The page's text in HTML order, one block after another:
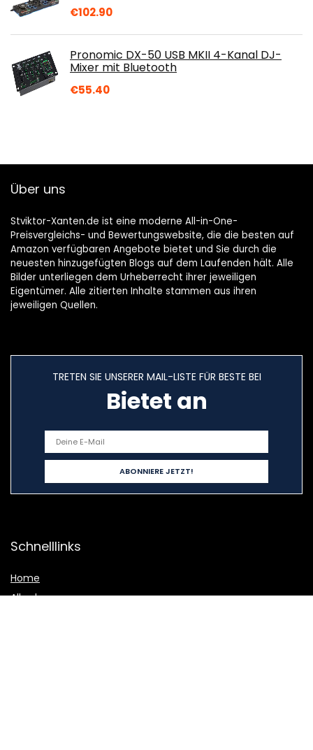
€102.90
Pronomic DX-50 USB MKII 4-Kanal DJ-
Mixer mit Bluetooth
€55.40
Über uns
Stviktor-Xanten.de ist eine moderne All-in-One-
Preisvergleichs- und Bewertungswebsite, die die besten auf
Amazon verfügbaren Angebote bietet und Sie durch die
neuesten hinzugefügten Blogs auf dem Laufenden hält. Alle
Bilder unterliegen dem Urheberrecht ihrer jeweiligen
Eigentümer. Alle zitierten Inhalte stammen aus ihren
jeweiligen Quellen.
TRETEN SIE UNSERER MAIL-LISTE FÜR BESTE BEI
Bietet an
Schnelllinks
Home
Alle shoppen